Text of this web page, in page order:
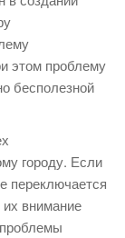
этом проблему
бесполезной
городу. Если
переключается
внимание